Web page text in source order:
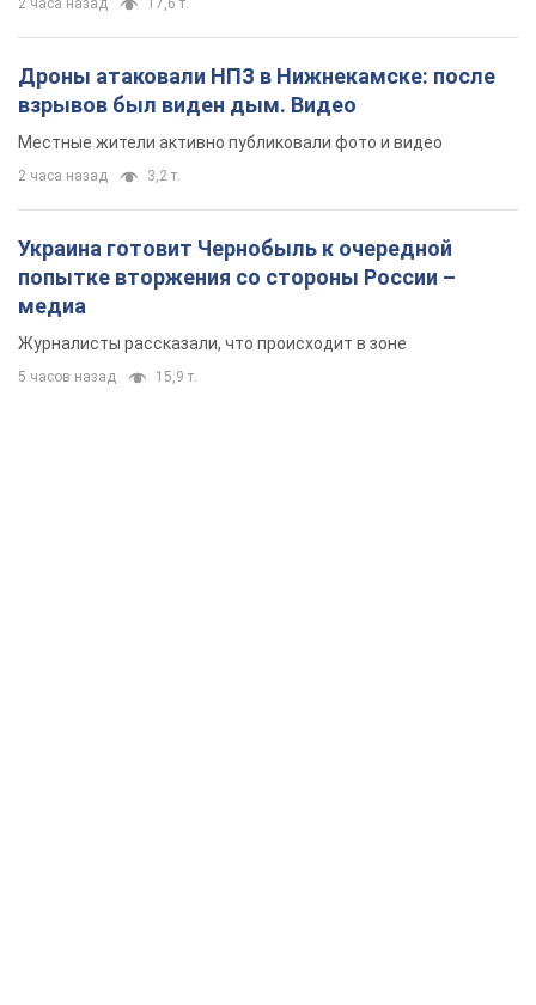
Украина готовит Чернобыль к очередной
попытке вторжения со стороны России –
медиа
Журналисты рассказали, что происходит в зоне
5 часов назад 15,9 т.